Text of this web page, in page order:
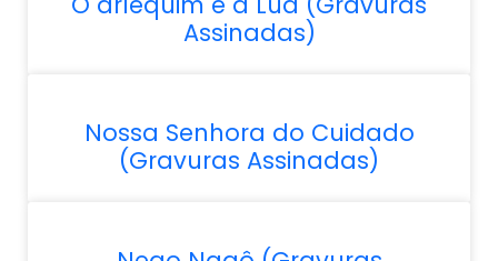
Assinadas)
Nossa Senhora do Cuidado
(Gravuras Assinadas)